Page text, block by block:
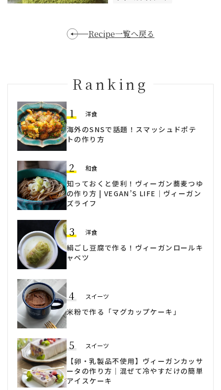
Ranking
1 洋食
海外のSNSで話題！スマッシュドポテ
トの作り方
2 和食
知っておくと便利！ヴィーガン蕎麦つゆ
の作り方 | VEGAN’S LIFE｜ヴィーガン
ズライフ
3 洋食
絹ごし豆腐で作る！ヴィーガンロールキ
ャベツ
4 スイーツ
米粉で作る「マグカップケーキ」
5 スイーツ
【卵・乳製品不使用】ヴィーガンカッサ
ータの作り方｜混ぜて冷やすだけの簡単
アイスケーキ
Recipe一覧へ戻る